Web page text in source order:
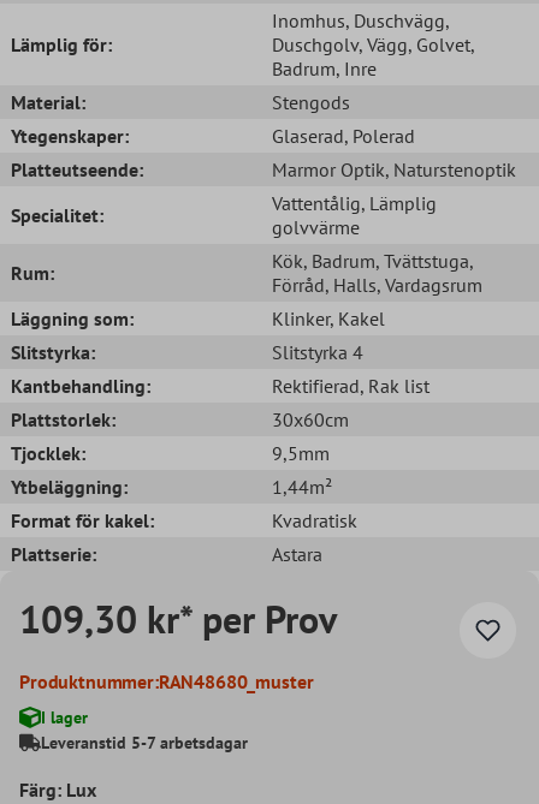
Lämplig för:
Inomhus, Duschvägg,
Duschgolv, Vägg, Golvet,
Badrum, Inre
Material:
Stengods
Ytegenskaper:
Glaserad, Polerad
Platteutseende:
Marmor Optik, Naturstenoptik
Specialitet:
Vattentålig, Lämplig
golvvärme
Rum:
Kök, Badrum, Tvättstuga,
Förråd, Halls, Vardagsrum
Läggning som:
Klinker, Kakel
Slitstyrka:
Slitstyrka 4
Kantbehandling:
Rektifierad, Rak list
Plattstorlek:
30x60cm
Tjocklek:
9,5mm
Ytbeläggning:
1,44m²
Format för kakel:
Kvadratisk
Plattserie:
Astara
109,30 kr* per Prov
Produktnummer:RAN48680_muster
I lager
Leveranstid 5-7 arbetsdagar
Färg: Lux